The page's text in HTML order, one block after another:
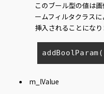
このブール型の値は
ームフィルタクラス
挿入されることにな
m_lValue